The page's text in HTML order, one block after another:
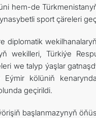
İLETIŞIM
hem-de
sport çäreleri
diplomatik
wekilleri, Türkiýe
we talyp ýaşlar
Eýmir kölüniň
geçirildi.
başlanmazynyň